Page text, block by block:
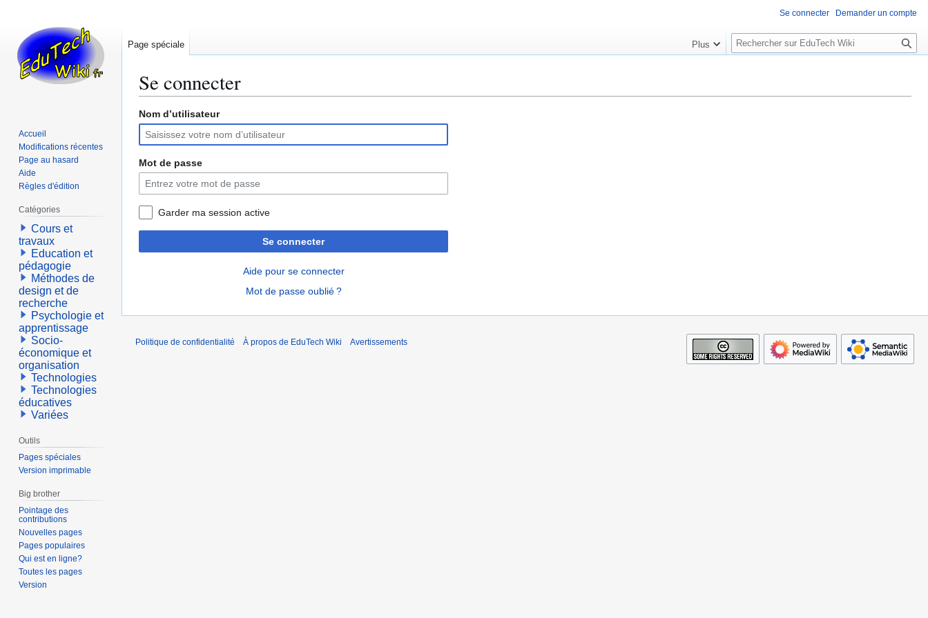
Se connecter
Aller
la
navigation
Aller
la
recherche
Nom d’utilisateur
Mot de passe
Garder ma session active
Se connecter
Aide pour se connecter
Mot de passe oublié ?
Se connecter Demander un compte
Page spéciale Plus
R
e
e
Accueil
Modifications récentes
Page au hasard
Aide
Règles d'édition
Catégories
Cours et
travaux
Education et
pédagogie
Méthodes de
design et de
recherche
Psychologie et
apprentissage
Socio-
économique et
organisation
Technologies
Technologies
éducatives
Variées
Outils
Pages spéciales
Version imprimable
Big brother
Pointage des
contributions
Nouvelles pages
Pages populaires
Qui est en ligne?
Toutes les pages
Version
Politique de confidentialité À propos de EduTech Wiki Avertissements